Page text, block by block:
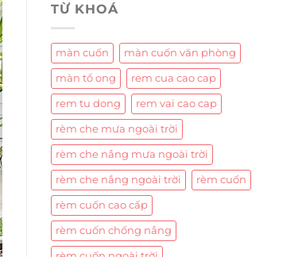
TỪ KHOÁ
màn cuốn màn cuốn văn phòng
màn tổ ong rem cua cao cap
rem tu dong rem vai cao cap
rèm che mưa ngoài trời
rèm che nắng mưa ngoài trời
rèm che nắng ngoài trời rèm cuốn
rèm cuốn cao cấp
rèm cuốn chống nắng